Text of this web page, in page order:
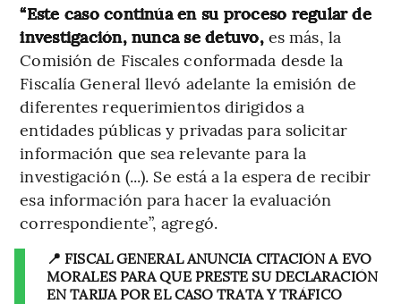
“Este caso continúa en su proceso regular de
investigación, nunca se detuvo,es más, la
Comisión de Fiscales conformada desde la
Fiscalía General llevó adelante la emisión de
diferentes requerimientos dirigidos a
entidades públicas y privadas para solicitar
información que sea relevante para la
investigación (...). Se está a la espera de recibir
esa información para hacer la evaluación
correspondiente”, agregó.
📍 FISCAL GENERAL ANUNCIA CITACIÓN A EVO
MORALES PARA QUE PRESTE SU DECLARACIÓN
EN TARIJA POR EL CASO TRATA Y TRÁFICO